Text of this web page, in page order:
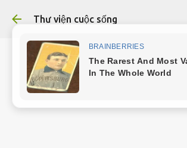
Chuyển đến nội dung chính
Thư viện cuộc sống